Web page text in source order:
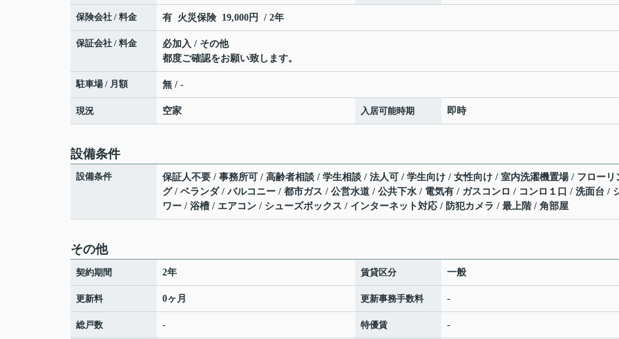
保険会社 / 料金 有 火災保険 19,000円 / 2年
保証会社 / 料金
必加入 / その他
都度ご確認をお願い致します。
駐車場 / 月額 無 / -
現況 空家 入居可能時期 即時
設備条件
設備条件
保証人不要 / 事務所可 / 高齢者相談 / 学生相談 / 法人可 / 学生向け / 女性向け / 室内洗濯機置場 / フローリ
グ / ベランダ / バルコニー / 都市ガス / 公営水道 / 公共下水 / 電気有 / ガスコンロ / コンロ１口 / 洗面台 /
ワー / 浴槽 / エアコン / シューズボックス / インターネット対応 / 防犯カメラ / 最上階 / 角部屋
その他
契約期間 2年 賃貸区分 一般
更新料 0ヶ月 更新事務手数料 -
総戸数 - 特優賃 -